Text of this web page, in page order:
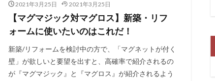
2021年3月25日 2021年3月25日
【マグマジック対マグロス】新築・リフ
ォームに使いたいのはこれだ！
新築/リフォームを検討中の方で、「マグネットが付く
壁」が欲しいと要望を出すと、高確率で紹介されるの
が『マグマジック』と『マグロス』が紹介されるよう